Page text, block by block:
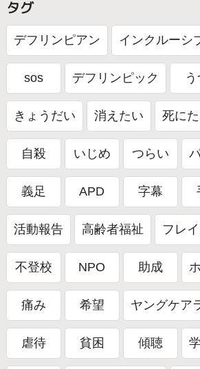
タグ
デフリンピアン インクルーシ
sos デフリンピック
きょうだい 消えたい 死に
自殺 いじめ つらい
義足 APD 字幕
活動報告 高齢者福祉 フレ
不登校 NPO 助成
痛み 希望 ヤングケア
虐待 貧困 傾聴